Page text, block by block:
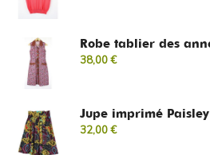
Robe tablier des
38,00€
Jupe imprimé Paisley
32,00€